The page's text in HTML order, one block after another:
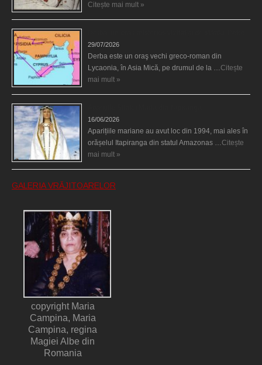
Citește mai mult »
29/07/2026
Derba este un oraş vechi greco-roman din
Lycaonia, în Asia Mică, pe drumul de la …Citește
mai mult »
16/06/2026
Aparițiile mariane au avut loc din 1994, mai ales în
orășelul Itapiranga din statul Amazonas …Citește
mai mult »
GALERIA VRĂJITOARELOR
copyright Maria
Campina, Maria
Campina, regina
Magiei Albe din
Romania